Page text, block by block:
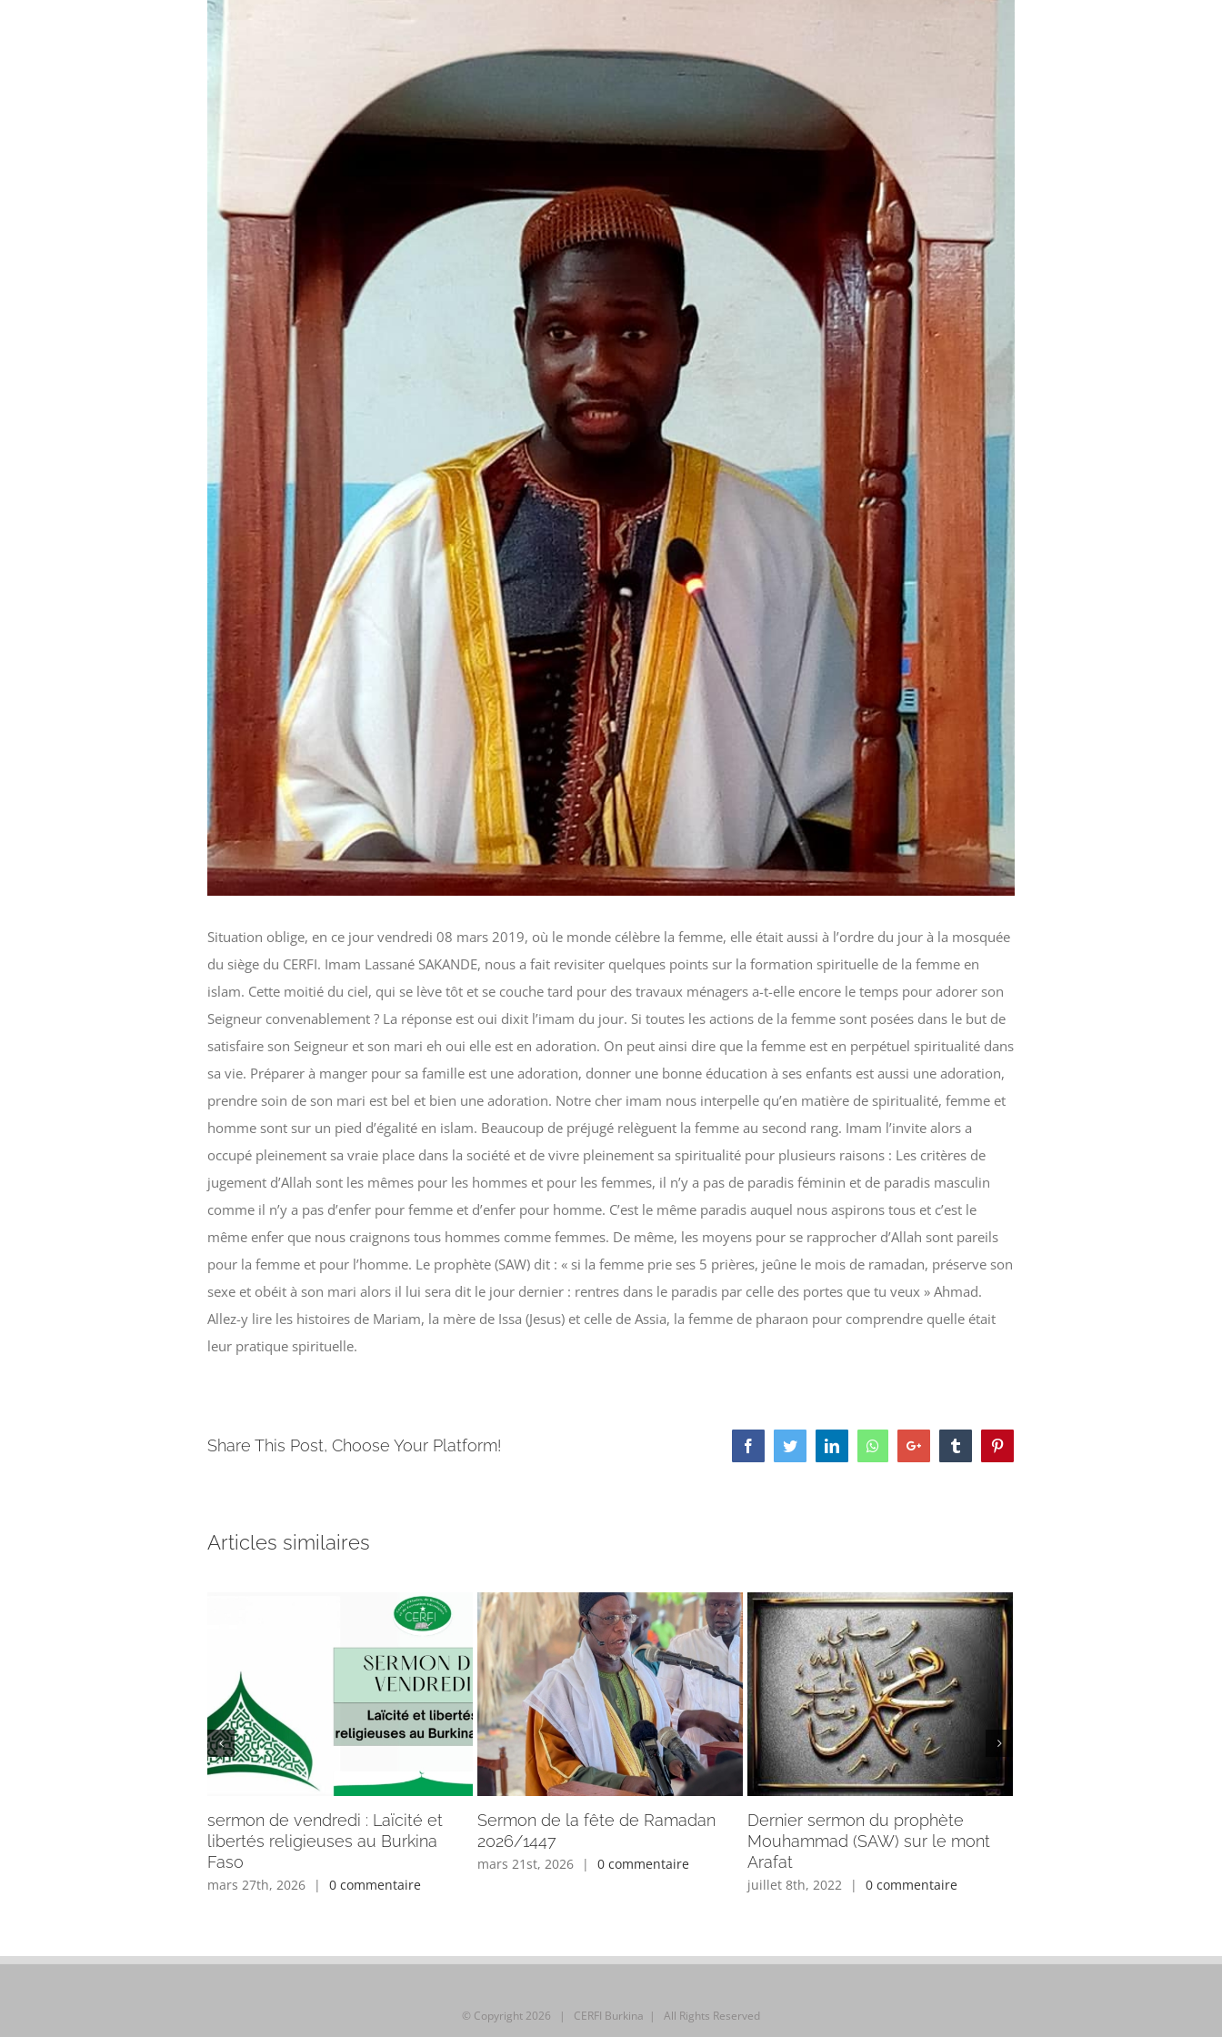
Situation oblige, en ce jour vendredi 08 mars 2019, où le monde célèbre la femme, elle était aussi à l’ordre du jour à la mosquée
du siège du CERFI. Imam Lassané SAKANDE, nous a fait revisiter quelques points sur la formation spirituelle de la femme en
islam. Cette moitié du ciel, qui se lève tôt et se couche tard pour des travaux ménagers a-t-elle encore le temps pour adorer son
Seigneur convenablement ? La réponse est oui dixit l’imam du jour. Si toutes les actions de la femme sont posées dans le but de
satisfaire son Seigneur et son mari eh oui elle est en adoration. On peut ainsi dire que la femme est en perpétuel spiritualité dans
sa vie. Préparer à manger pour sa famille est une adoration, donner une bonne éducation à ses enfants est aussi une adoration,
prendre soin de son mari est bel et bien une adoration. Notre cher imam nous interpelle qu’en matière de spiritualité, femme et
homme sont sur un pied d’égalité en islam. Beaucoup de préjugé relèguent la femme au second rang. Imam l’invite alors a
occupé pleinement sa vraie place dans la société et de vivre pleinement sa spiritualité pour plusieurs raisons : Les critères de
jugement d’Allah sont les mêmes pour les hommes et pour les femmes, il n’y a pas de paradis féminin et de paradis masculin
comme il n’y a pas d’enfer pour femme et d’enfer pour homme. C’est le même paradis auquel nous aspirons tous et c’est le
même enfer que nous craignons tous hommes comme femmes. De même, les moyens pour se rapprocher d’Allah sont pareils
pour la femme et pour l’homme. Le prophète (SAW) dit : « si la femme prie ses 5 prières, jeûne le mois de ramadan, préserve son
sexe et obéit à son mari alors il lui sera dit le jour dernier : rentres dans le paradis par celle des portes que tu veux » Ahmad.
Allez-y lire les histoires de Mariam, la mère de Issa (Jesus) et celle de Assia, la femme de pharaon pour comprendre quelle était
leur pratique spirituelle.
Share This Post, Choose Your Platform! FacebookTwitterLinkedInWhatsappGoogle+ Tumblr
Articles similaires
sermon de vendredi : Laïcité et
libertés religieuses au Burkina
Faso
mars 27th, 2026 | 0 commentaire
Sermon de la fête de Ramadan
2026/1447
mars 21st, 2026 | 0 commentaire
Dernier sermon du prophète
Mouhammad (SAW) sur le mont
Arafat
juillet 8th, 2022 | 0 commentaire
© Copyright 2026 | CERFI Burkina | All Rights Reserved